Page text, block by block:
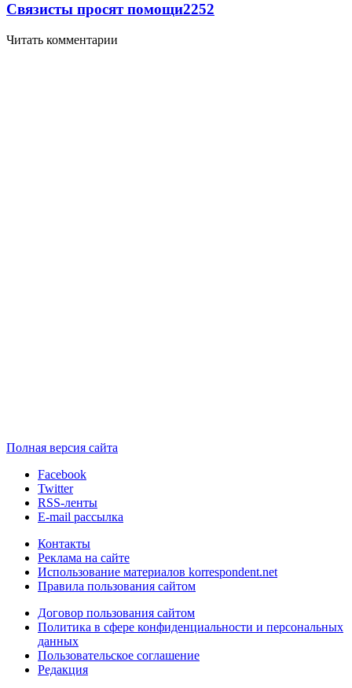
Связисты просят помощи2252
Читать комментарии
Полная версия сайта
Facebook
Twitter
RSS-ленты
E-mail рассылка
Контакты
Реклама на сайте
Использование материалов korrespondent.net
Правила пользования сайтом
Договор пользования сайтом
Политика в сфере конфиденциальности и персональных
данных
Пользовательское соглашение
Редакция